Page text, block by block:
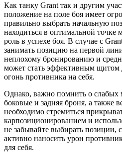
Как танку Grant так и другим
положение на поле боя имеет
правильно выбрать начальную
находиться в оптимальной
роль в успехе боя. В случае с
занимать позицию на первой
неплохому бронированию и
может стать эффективным щитом
огонь противника на себя.
Однако, важно помнить о слабых
боковые и задняя броня, а также
необходимо стремиться
карпозиционированием и
не забывайте выбирать позиции,
активно наносить урон
для себя.